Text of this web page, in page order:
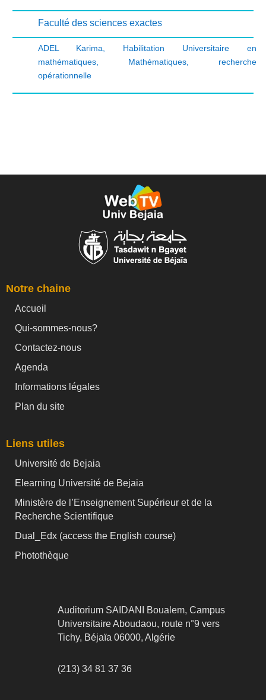
Faculté des sciences exactes
ADEL Karima
Habilitation Universitaire en
mathématiques, Mathématiques, recherche
opérationnelle
Notre chaine
Accueil
Qui-sommes-nous?
Contactez-nous
Agenda
Informations légales
Plan du site
Liens utiles
Université de Bejaia
Elearning Université de Bejaia
Ministère de l’Enseignement Supérieur et de la
Recherche Scientifique
Dual_Edx (access the English course)
Photothèque
Auditorium SAIDANI Boualem, Campus
Universitaire Aboudaou, route n°9 vers
Tichy, Béjaïa 06000, Algérie
(213) 34 81 37 36